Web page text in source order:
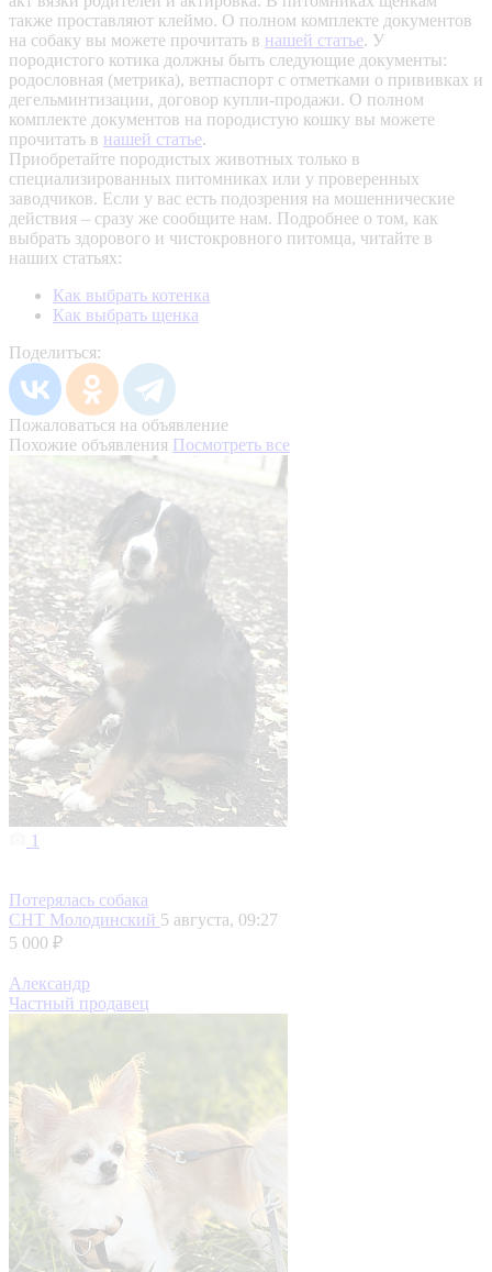
также проставляют клеймо. О полном комплекте документов
на собаку вы можете прочитать в нашей статье. У
породистого котика должны быть следующие документы:
родословная (метрика), ветпаспорт с отметками о прививках и
дегельминтизации, договор купли-продажи. О полном
комплекте документов на породистую кошку вы можете
прочитать в нашей статье.
Приобретайте породистых животных только в
специализированных питомниках или у проверенных
заводчиков. Если у вас есть подозрения на мошеннические
действия – сразу же сообщите нам. Подробнее о том, как
выбрать здорового и чистокровного питомца, читайте в
наших статьях:
Как выбрать котенка
Как выбрать щенка
Поделиться:
Пожаловаться на объявление
Похожие объявления Посмотреть все
1
Потерялась собака
СНТ Молодинский 5 августа, 09:27
5 000 ₽
Александр
Частный продавец